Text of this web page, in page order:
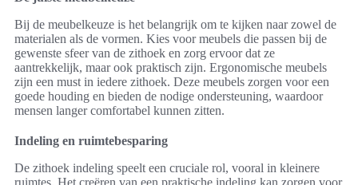
Bij de meubelkeuze is het belangrijk om te kijken naar zowel de
materialen als de vormen. Kies voor meubels die passen bij de
gewenste sfeer van de zithoek en zorg ervoor dat ze
aantrekkelijk, maar ook praktisch zijn. Ergonomische meubels
zijn een must in iedere zithoek. Deze meubels zorgen voor een
goede houding en bieden de nodige ondersteuning, waardoor
mensen langer comfortabel kunnen zitten.
Indeling en ruimtebesparing
De zithoek indeling speelt een cruciale rol, vooral in kleinere